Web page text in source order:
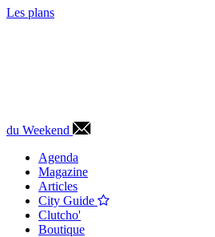
Les plans
du Weekend
Agenda
Magazine
Articles
City Guide
Clutcho'
Boutique